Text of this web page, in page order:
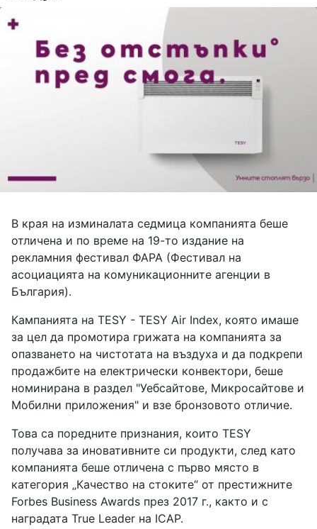
В края на изминалата седмица компанията беше
отличена и по време на 19-то издание на
рекламния фестивал ФАРА (Фестивал на
асоциацията на комуникационните агенции в
България).
Кампанията на TESY - TESY Air Index, която имаше
за цел да промотира грижата на компанията за
опазването на чистотата на въздуха и да подкрепи
продажбите на електрически конвектори, беше
номинирана в раздел "Уебсайтове, Микросайтове и
Мобилни приложения" и взе бронзовото отличие.
Това са поредните признания, които TESY
получава за иновативните си продукти, след като
компанията беше отличена с първо място в
категория „Качество на стоките“ от престижните
Forbes Business Awards през 2017 г., както и с
наградата True Leader на ICAP.